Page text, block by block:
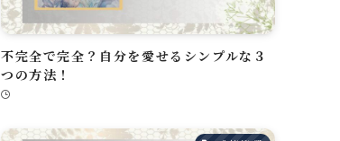
不完全で完全？自分を愛せるシンプルな３
つの方法！